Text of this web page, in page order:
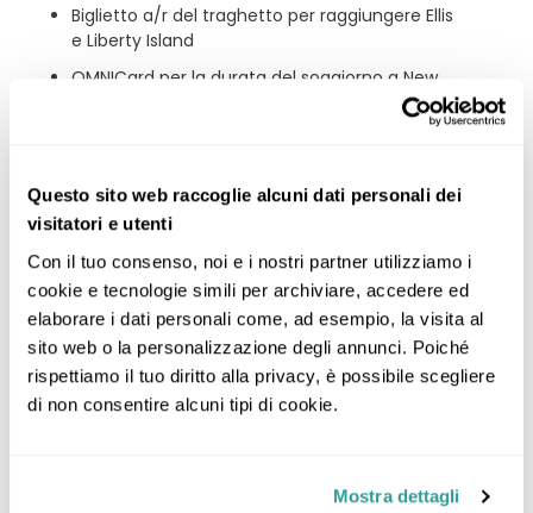
Questo sito web raccoglie alcuni dati personali dei
visitatori e utenti
Con il tuo consenso, noi e i nostri partner utilizziamo i
cookie e tecnologie simili per archiviare, accedere ed
elaborare i dati personali come, ad esempio, la visita al
sito web o la personalizzazione degli annunci. Poiché
rispettiamo il tuo diritto alla privacy, è possibile scegliere
di non consentire alcuni tipi di cookie.
Mostra dettagli
Biglietto a/r del traghetto per raggiungere Ellis
e Liberty Island
OMNICard per la durata del soggiorno a New
viaggio (per chi parte da altri aeroporti, la
presenza dell’accompagnatore è garantita da
Roma Fiumicino all’andata e fino a Roma
Fiumicino al ritorno)
Assistenza al check-in in aeroporto a Milano
Linate, Venezia, Roma Fiumicino, Napoli, Bari e
Catania (su richiesta e a pagamento da altri
aeroporti);
Kg.23 di franchigia per un bagaglio in stiva
interruzione viaggio plus (massimali spese